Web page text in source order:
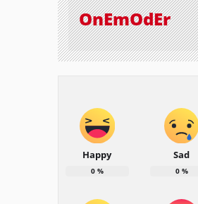
OnEmOdEr
Happy
0%
Sad
0%